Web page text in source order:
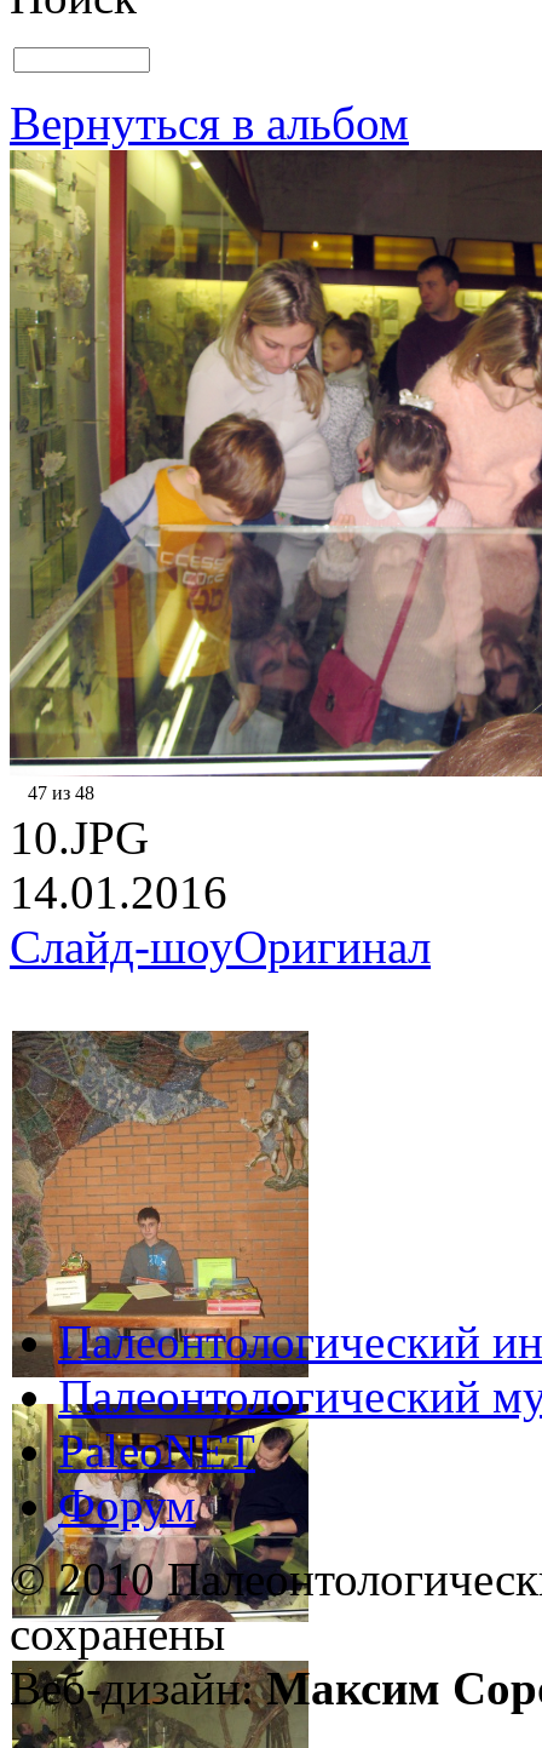
Вернуться в альбом
47 из 48
10.JPG
14.01.2016
Слайд-шоуОригинал
Палеонтологический
Палеонтологический
PaleoNET
Форум
© 2010
сохранены
Веб-дизайн:Максим